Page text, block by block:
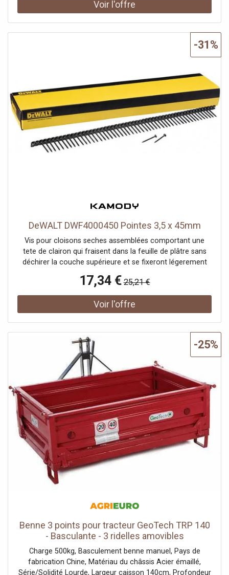
soignée, idéale pour les travaux professionnels de plaques
Caractéristiques principales Vis en bande pour une pose
rapide et continue Pointe aiguisée pour une pénétration
dans le plâtre Fixation légerement sous la surface pour
une finition nette Disponibles en vrac ou en bande
Spécifications techniques Longueur 55 mm
Conditionnement Boîte >
DeWALT DWF4000450 Pointes 3,5 x 45mm
Vis pour cloisons seches assemblées comportant une
tete de clairon qui fraisent dans la feuille de plâtre sans
déchirer la couche supérieure et se fixeront légerement
sous la surface pour une finition soignée. La surface
incurvée sous la tete forme doucement le matériau de
base sans l'écraser. Les vis sont regroupées en une bande,
spécialement conçue pour une installation facile et sans
bourrage. • Gamme de vis en bande • Pointes aiguisé pour
en bande Caractéristiques Additionnelles: • Pour la fixation
sur plaque de plâtre et métal (max. 0.88mm) • Pour la
fixation sur bois également • Filetage inversé • Phosphate
noir, pour une meilleure résistance a la corrosionIdéal
pour des installations faciles • Adapté pour DeWALT,
Powers, HILTI, Makita, Senco Spécifications techniques: •
Longueur du produit: 55 mm • Emballage: Box , Boîte
Photo d'illustration>
17,34 € 25,21 €
-31%
Benne 3 points pour tracteur GeoTech TRP 140
- Basculante - 3 ridelles amovibles
Charge 500kg, Basculement benne manuel, Pays de
fabrication Chine, Matériau du châssis Acier émaillé,
Série/Solidité Lourde, Largeur caisson 140cm, Profondeur
-25%